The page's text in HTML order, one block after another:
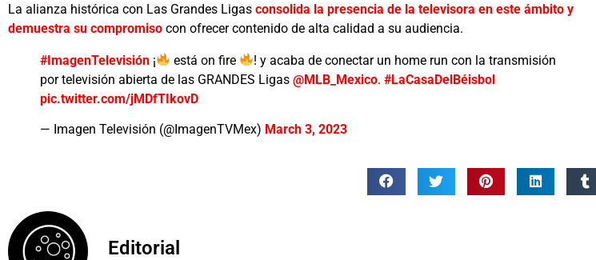
La alianza histórica con Las Grandes Ligas consolida la presencia de la televisora en este ámbito y
demuestra su compromiso con ofrecer contenido de alta calidad a su audiencia.
#ImagenTelevisión ¡ está on fire
! y acaba de conectar un home run con la transmisión
por televisión abierta de las GRANDES Ligas @MLB_Mexico. #LaCasaDelBéisbol
pic.twitter.com/jMDfTIkovD
— Imagen Televisión (@ImagenTVMex) March 3, 2023
Editorial